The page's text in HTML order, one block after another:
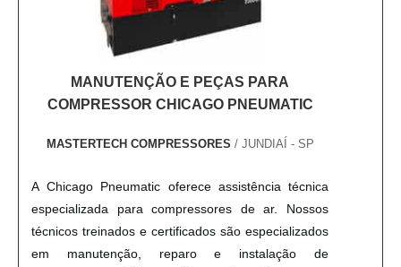
MANUTENÇÃO E PEÇAS PARA
COMPRESSOR CHICAGO PNEUMATIC
MASTERTECH COMPRESSORES / JUNDIAÍ - SP
A Chicago Pneumatic oferece assistência técnica
especializada para compressores de ar. Nossos
técnicos treinados e certificados são especializados
em manutenção, reparo e instalação de